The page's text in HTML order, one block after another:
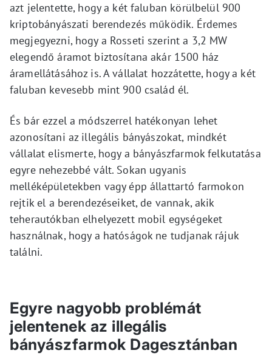
azt jelentette, hogy a két faluban körülbelül 900
kriptobányászati berendezés működik. Érdemes
megjegyezni, hogy a Rosseti szerint a 3,2 MW
elegendő áramot biztosítana akár 1500 ház
áramellátásához is. A vállalat hozzátette, hogy a két
faluban kevesebb mint 900 család él.
És bár ezzel a módszerrel hatékonyan lehet
azonosítani az illegális bányászokat, mindkét
vállalat elismerte, hogy a bányászfarmok felkutatása
egyre nehezebbé vált. Sokan ugyanis
melléképületekben vagy épp állattartó farmokon
rejtik el a berendezéseiket, de vannak, akik
teherautókban elhelyezett mobil egységeket
használnak, hogy a hatóságok ne tudjanak rájuk
találni.
Egyre nagyobb problémát
jelentenek az illegális
bányászfarmok Dagesztánban